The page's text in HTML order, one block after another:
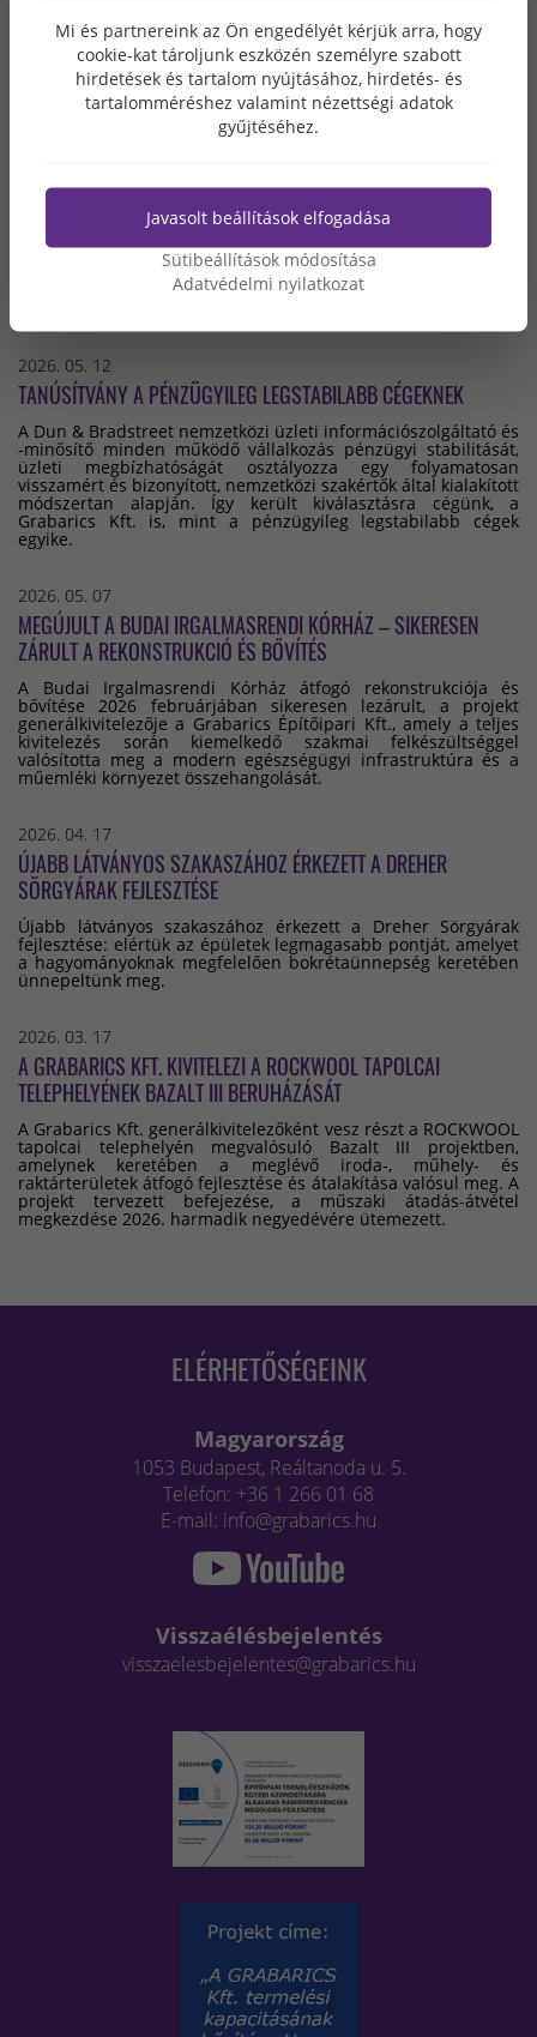
LEGFRISSEBB HÍREK
OKOSGYÁRÁNÁL
Ünnepélyes keretek között avatták fel a Schneider Electric –
Duna Smart Power Systems Dunavecsei Okosgyárán
elhelyezett Építőipari Nívódíj táblát. Az ipari és energetikai
építmény kategóriában díjazott beruházás a Grabarics Kft.
2026. 05. 12
TANÚSÍTVÁNY A PÉNZÜGYILEG LEGSTABILABB CÉGEKNEK
A Dun & Bradstreet nemzetközi üzleti információszolgáltató és
-minősítő minden működő vállalkozás pénzügyi stabilitását,
üzleti megbízhatóságát osztályozza egy folyamatosan
visszamért és bizonyított, nemzetközi szakértők által kialakított
módszertan alapján. Így került kiválasztásra cégünk, a
Grabarics Kft. is, mint a pénzügyileg legstabilabb cégek
egyike.
2026. 05. 07
MEGÚJULT A BUDAI IRGALMASRENDI KÓRHÁZ – SIKERESEN
ZÁRULT A REKONSTRUKCIÓ ÉS BŐVÍTÉS
A Budai Irgalmasrendi Kórház átfogó rekonstrukciója és
bővítése 2026 februárjában sikeresen lezárult, a projekt
generálkivitelezője a Grabarics Építőipari Kft., amely a teljes
kivitelezés során kiemelkedő szakmai felkészültséggel
valósította meg a modern egészségügyi infrastruktúra és a
műemléki környezet összehangolását.
2026. 04. 17
ÚJABB LÁTVÁNYOS SZAKASZÁHOZ ÉRKEZETT A DREHER
SÖRGYÁRAK FEJLESZTÉSE
Újabb látványos szakaszához érkezett a Dreher Sörgyárak
fejlesztése: elértük az épületek legmagasabb pontját, amelyet
a hagyományoknak megfelelően bokrétaünnepség keretében
ünnepeltünk meg.
2026. 03. 17
A GRABARICS KFT. KIVITELEZI A ROCKWOOL TAPOLCAI
TELEPHELYÉNEK BAZALT III BERUHÁZÁSÁT
A Grabarics Kft. generálkivitelezőként vesz részt a ROCKWOOL
tapolcai telephelyén megvalósuló Bazalt III projektben,
amelynek keretében a meglévő iroda-, műhely- és
raktárterületek átfogó fejlesztése és átalakítása valósul meg. A
projekt tervezett befejezése, a műszaki átadás-átvétel
megkezdése 2026. harmadik negyedévére ütemezett.
ELÉRHETŐSÉGEINK
Magyarország
1053 Budapest, Reáltanoda u. 5.
Telefon: +36 1 266 01 68
E-mail: info@grabarics.hu
Visszaélésbejelentés
visszaelesbejelentes@grabarics.hu
Mi és partnereink az Ön engedélyét kérjük arra, hogy
cookie-kat tároljunk eszközén személyre szabott
hirdetések és tartalom nyújtásához, hirdetés- és
tartalomméréshez valamint nézettségi adatok
gyűjtéséhez.
Javasolt beállítások elfogadása
Sütibeállítások módosítása
Adatvédelmi nyilatkozat